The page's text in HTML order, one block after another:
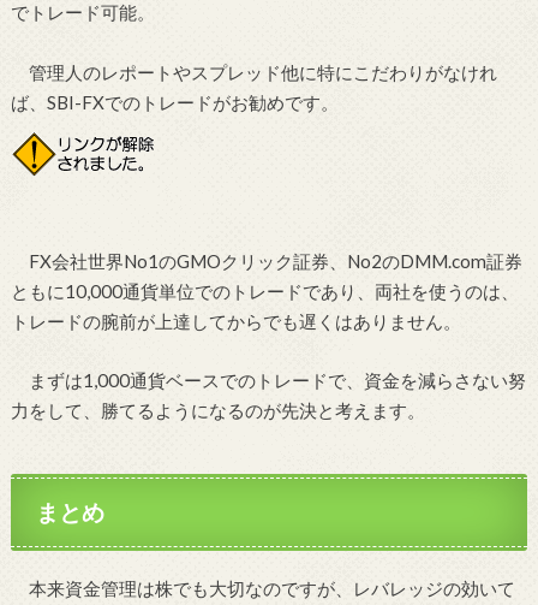
でトレード可能。
管理人のレポートやスプレッド他に特にこだわりがなけれ
ば、SBI-FXでのトレードがお勧めです。
FX会社世界No1のGMOクリック証券、No2のDMM.com証券
ともに10,000通貨単位でのトレードであり、両社を使うのは、
トレードの腕前が上達してからでも遅くはありません。
まずは1,000通貨ベースでのトレードで、資金を減らさない努
力をして、勝てるようになるのが先決と考えます。
まとめ
本来資金管理は株でも大切なのですが、レバレッジの効いて